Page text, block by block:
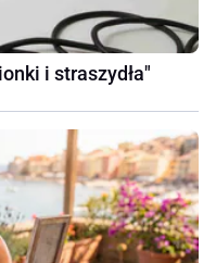
i straszydła"